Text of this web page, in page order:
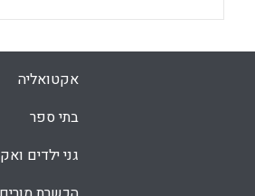
אקטואליה
בתי ספר
גני ילדים